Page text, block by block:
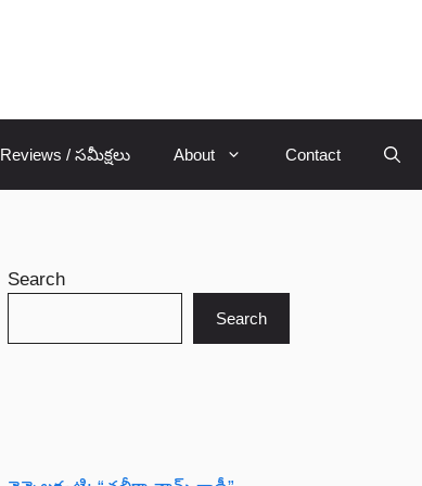
Reviews / సమీక్షలు About Contact
Search
Search